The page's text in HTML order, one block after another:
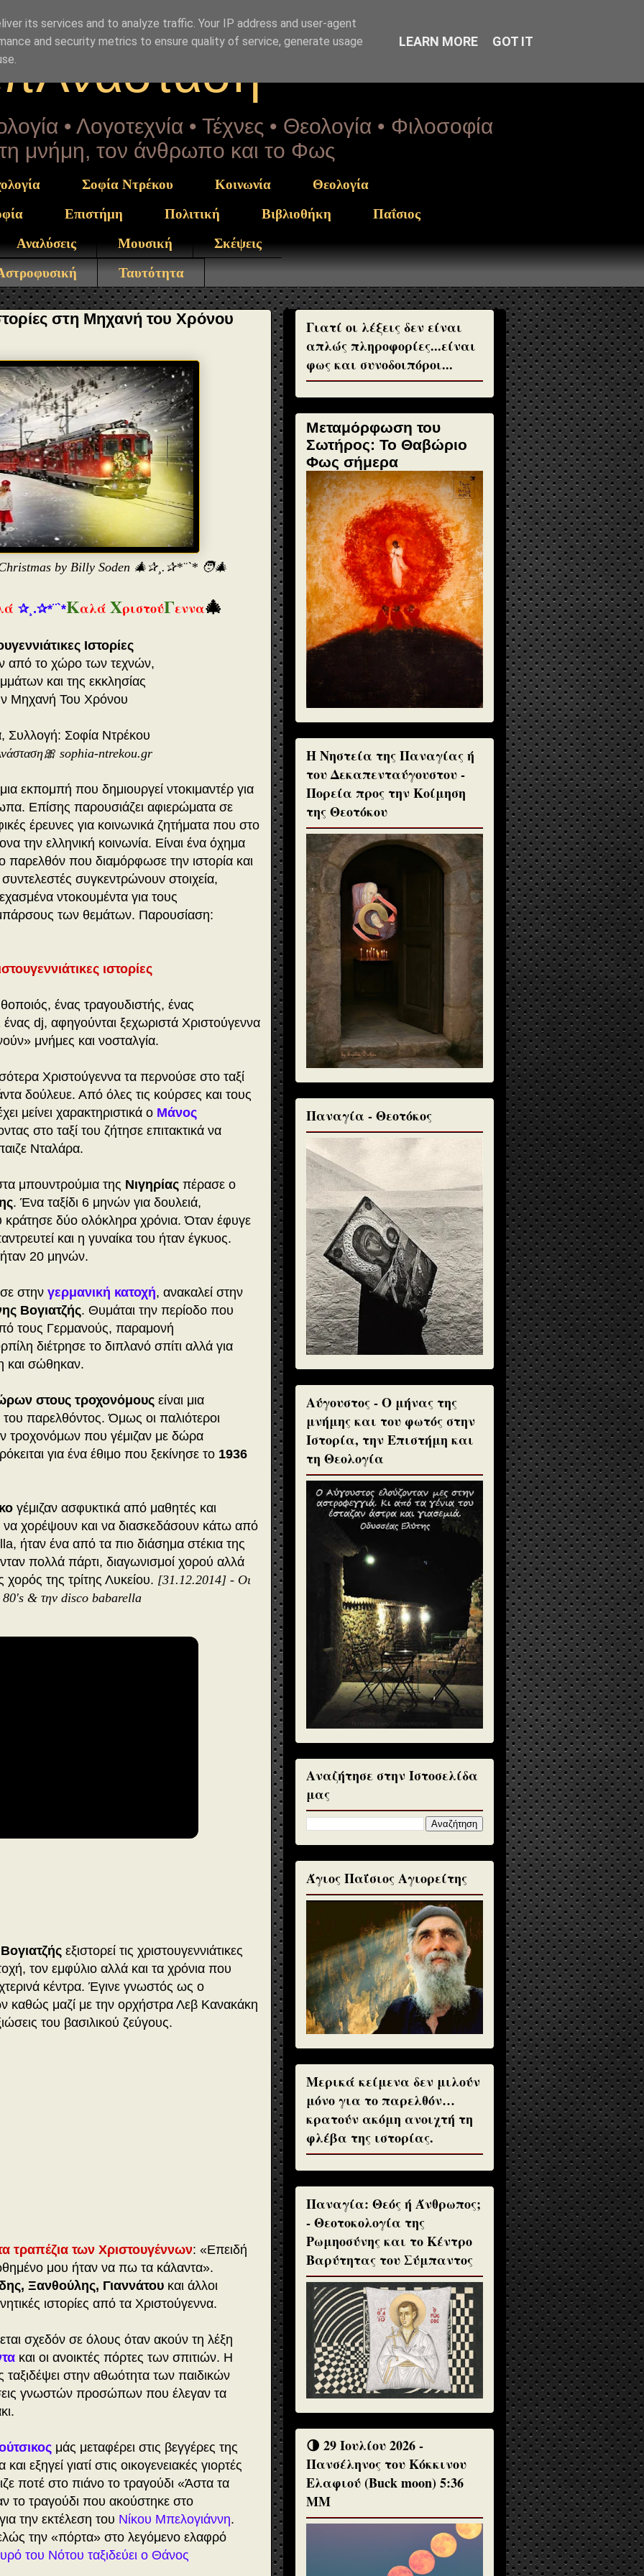
}
• Λογοτεχνία • Τέχνες • Θεολογία • Φιλοσοφία
τη μνήμη, τον άνθρωπο και το Φως
Σοφία Ντρέκου Κοινωνία
Θεολογία
Επιστήμη Πολιτική Βιβλιοθήκη
Παΐσιος
Αναλύσεις Μουσική
Σκέψεις
Ταυτότητα
στη Μηχανή του Χρόνου
by Billy Soden 🎄✰¸.✰*¨`* 🧑‍🎄
✰¸.✰*¨`*Καλά ΧριστούΓεννα🎄
Ιστορίες
από το χώρο των τεχνών,
και της εκκλησίας
Μηχανή Του Χρόνου
Συλλογή: Σοφία Ντρέκου
🎀 sophia-ntrekou.gr
μια εκπομπή που δημιουργεί ντοκιμαντέρ για
Επίσης παρουσιάζει αφιερώματα σε
έρευνες για κοινωνικά ζητήματα που στο
την ελληνική κοινωνία. Eίναι ένα όχημα
παρελθόν που διαμόρφωσε την ιστορία και
συγκεντρώνουν στοιχεία,
ντοκουμέντα για τους
των θεμάτων. Παρουσίαση:
ιστορίες
ένας τραγουδιστής, ένας
ένας dj, αφηγούνται ξεχωριστά Χριστούγεννα
μνήμες και νοσταλγία.
Χριστούγεννα τα περνούσε στο ταξί
δούλευε. Από όλες τις κούρσες και τους
μείνει χαρακτηριστικά ο Μάνος
στο ταξί του ζήτησε επιτακτικά να
Νταλάρα.
μπουντρούμια της Νιγηρίας πέρασε ο
. Ένα ταξίδι 6 μηνών για δουλειά,
κράτησε δύο ολόκληρα χρόνια. Όταν έφυγε
και η γυναίκα του ήταν έγκυος.
20 μηνών.
στην γερμανική κατοχή, ανακαλεί στην
Βογιατζής. Θυμάται την περίοδο που
τους Γερμανούς, παραμονή
διέτρησε το διπλανό σπίτι αλλά για
και σώθηκαν.
στους τροχονόμους είναι μια
του παρελθόντος. Όμως οι παλιότεροι
τροχονόμων που γέμιζαν με δώρα
για ένα έθιμο που ξεκίνησε το 1936
γέμιζαν ασφυκτικά από μαθητές και
να χορέψουν και να διασκεδάσουν κάτω από
ήταν ένα από τα πιο διάσημα στέκια της
πολλά πάρτι, διαγωνισμοί χορού αλλά
χορός της τρίτης Λυκείου. [31.12.2014] - Οι
80's & την disco babarella
εξιστορεί τις χριστουγεννιάτικες
τον εμφύλιο αλλά και τα χρόνια που
κέντρα. Έγινε γνωστός ως ο
καθώς μαζί με την ορχήστρα Λεβ Κανακάκη
του βασιλικού ζεύγους.
τραπέζια των Χριστουγέννων: «Επειδή
μου ήταν να πω τα κάλαντα».
Ξανθούλης, Γιαννάτου και άλλοι
ιστορίες από τα Χριστούγεννα.
σχεδόν σε όλους όταν ακούν τη λέξη
και οι ανοικτές πόρτες των σπιτιών. Η
ταξιδέψει στην αθωότητα των παιδικών
γνωστών προσώπων που έλεγαν τα
μάς μεταφέρει στις βεγγέρες της
εξηγεί γιατί στις οικογενειακές γιορτές
ποτέ στο πιάνο το τραγούδι «Άστα τα
το τραγούδι που ακούστηκε στο
την εκτέλεση του Νίκου Μπελογιάννη.
την «πόρτα» στο λεγόμενο ελαφρό
του Νότου ταξιδεύει ο Θάνος
Γιατί οι λέξεις δεν είναι
απλώς πληροφορίες...είναι
φως και συνοδοιπόροι...
Μεταμόρφωση του
Σωτήρος: Το Θαβώριο
Φως σήμερα
H Νηστεία της Παναγίας ή
του Δεκαπενταύγουστου -
Πορεία προς την Κοίμηση
της Θεοτόκου
Παναγία - Θεοτόκος
Αύγουστος - Ο μήνας της
μνήμης και του φωτός στην
Ιστορία, την Επιστήμη και
τη Θεολογία
Αναζήτησε στην Ιστοσελίδα
μας
Άγιος Παΐσιος Αγιορείτης
Μερικά κείμενα δεν μιλούν
μόνο για το παρελθόν…
κρατούν ακόμη ανοιχτή τη
φλέβα της ιστορίας.
Παναγία: Θεός ή Άνθρωπος;
- Θεοτοκολογία της
Ρωμηοσύνης και το Κέντρο
Βαρύτητας του Σύμπαντος
🌗 29 Ιουλίου 2026 -
Πανσέληνος του Κόκκινου
Ελαφιού (Buck moon) 5:36
ΜΜ
its services and to analyze traffic. Your IP address and user-agent
and security metrics to ensure quality of service, generate usage
LEARN MORE GOT IT